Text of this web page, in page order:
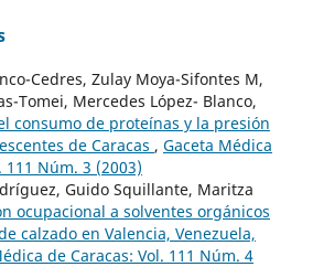
Cedres, Zulay Moya-Sifontes M,
Tomei, Mercedes López- Blanco,
consumo de proteínas y la presión
de Caracas , Gaceta Médica
111 Núm. 3 (2003)
Guido Squillante, Maritza
ocupacional a solventes orgánicos
calzado en Valencia, Venezuela,
de Caracas: Vol. 111 Núm. 4